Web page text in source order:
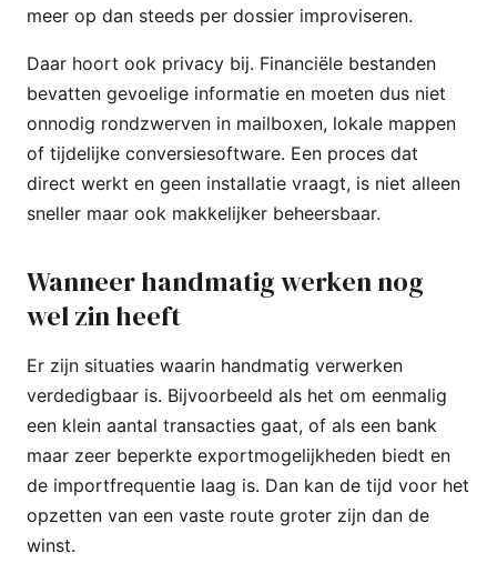
meer op dan steeds per dossier improviseren.
Daar hoort ook privacy bij. Financiële bestanden
bevatten gevoelige informatie en moeten dus niet
onnodig rondzwerven in mailboxen, lokale mappen
of tijdelijke conversiesoftware. Een proces dat
direct werkt en geen installatie vraagt, is niet alleen
sneller maar ook makkelijker beheersbaar.
Wanneer handmatig werken nog
wel zin heeft
Er zijn situaties waarin handmatig verwerken
verdedigbaar is. Bijvoorbeeld als het om eenmalig
een klein aantal transacties gaat, of als een bank
maar zeer beperkte exportmogelijkheden biedt en
de importfrequentie laag is. Dan kan de tijd voor het
opzetten van een vaste route groter zijn dan de
winst.